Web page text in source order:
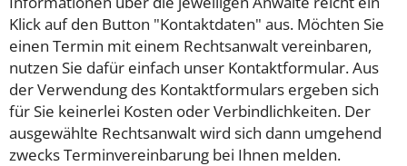
Klick auf den Button "Kontaktdaten" aus. Möchten Sie
einen Termin mit einem Rechtsanwalt vereinbaren,
nutzen Sie dafür einfach unser Kontaktformular. Aus
der Verwendung des Kontaktformulars ergeben sich
für Sie keinerlei Kosten oder Verbindlichkeiten. Der
ausgewählte Rechtsanwalt wird sich dann umgehend
zwecks Terminvereinbarung bei Ihnen melden.